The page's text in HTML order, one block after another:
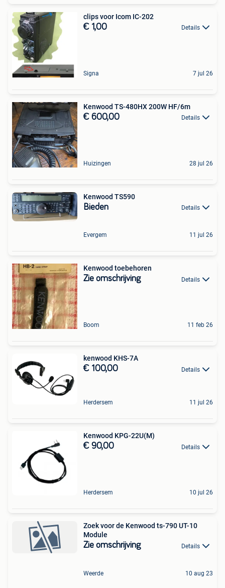
clips voor Icom IC-202
€ 1,00 Details
Signa 7 jul 26
Kenwood TS-480HX 200W HF/6m
€ 600,00 Details
Huizingen 28 jul 26
Kenwood TS590
Bieden Details
Evergem 11 jul 26
Kenwood toebehoren
Zie omschrijving Details
Boom 11 feb 26
kenwood KHS-7A
€ 100,00 Details
Herdersem 11 jul 26
Kenwood KPG-22U(M)
€ 90,00 Details
Herdersem 10 jul 26
Zoek voor de Kenwood ts-790 UT-10
Module
Zie omschrijving Details
Weerde 10 aug 23